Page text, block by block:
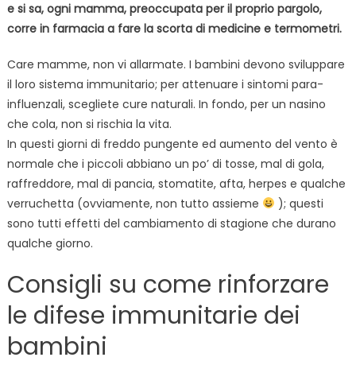
difese
immunitarie
bambini
e si sa, ogni mamma, preoccupata per il proprio pargolo,
corre in farmacia a fare la scorta di medicine e termometri.
Care mamme, non vi allarmate. I bambini devono sviluppare
il loro sistema immunitario; per attenuare i sintomi para-
influenzali, scegliete cure naturali. In fondo, per un nasino
che cola, non si rischia la vita.
In questi giorni di freddo pungente ed aumento del vento è
normale che i piccoli abbiano un po’ di tosse, mal di gola,
raffreddore, mal di pancia, stomatite, afta, herpes e qualche
verruchetta (ovviamente, non tutto assieme
); questi
sono tutti effetti del cambiamento di stagione che durano
qualche giorno.
Consigli su come rinforzare
le difese immunitarie dei
bambini